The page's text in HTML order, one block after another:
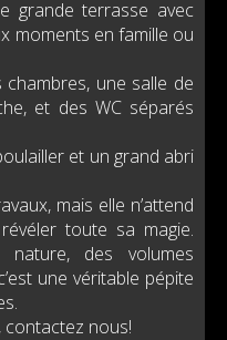
grande terrasse avec
moments en famille ou
une salle de
et des WC séparés
et un grand abri
mais elle n’attend
toute sa magie.
des volumes
une véritable pépite
contactez nous!